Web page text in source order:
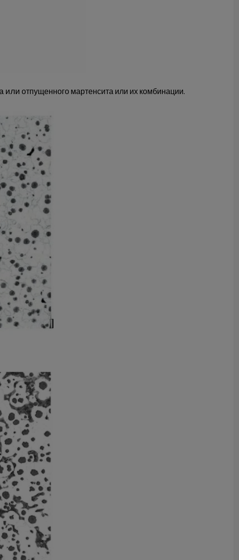
илиотпущенного мартенсита или их комбинации.